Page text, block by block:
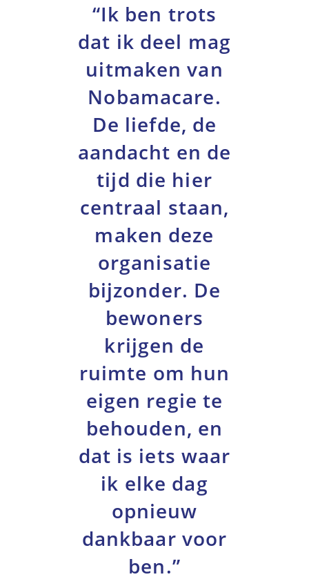
“Ik ben trots
dat ik deel mag
uitmaken van
Nobamacare.
De liefde, de
aandacht en de
tijd die hier
centraal staan,
maken deze
organisatie
bijzonder. De
bewoners
krijgen de
ruimte om hun
eigen regie te
behouden, en
dat is iets waar
ik elke dag
opnieuw
dankbaar voor
ben.”